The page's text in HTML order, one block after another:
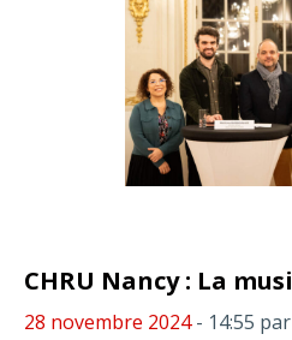
CHRU Nancy : La
28 novembre 2024- 14:55 par